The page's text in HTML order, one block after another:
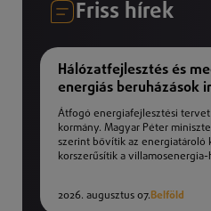
Friss hírek
Hálózatfejlesztés és
energiás beruházások
Átfogó energiafejlesztési
kormány. Magyar Péter
szerint bővítik az energiatároló
korszerűsítik a villamosenergia-
2026. augusztus 07.Belföld